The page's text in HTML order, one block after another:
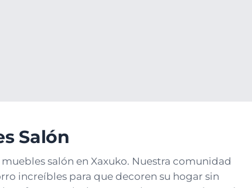
Salón
salón en Xaxuko. Nuestra comunidad
increíbles para que decoren su hogar sin